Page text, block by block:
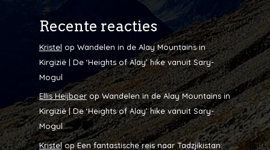
Recente reacties
Kristel op Wandelen in de Alay Mountains in
Kirgizië | De ‘Heights of Alay’ hike vanuit Sary-
Mogul
Ellis Heijboerop Wandelen in de Alay Mountains in
Kirgizië | De ‘Heights of Alay’ hike vanuit Sary-
Mogul
KristelopEen fantastische reis naar Tadzjikistan: